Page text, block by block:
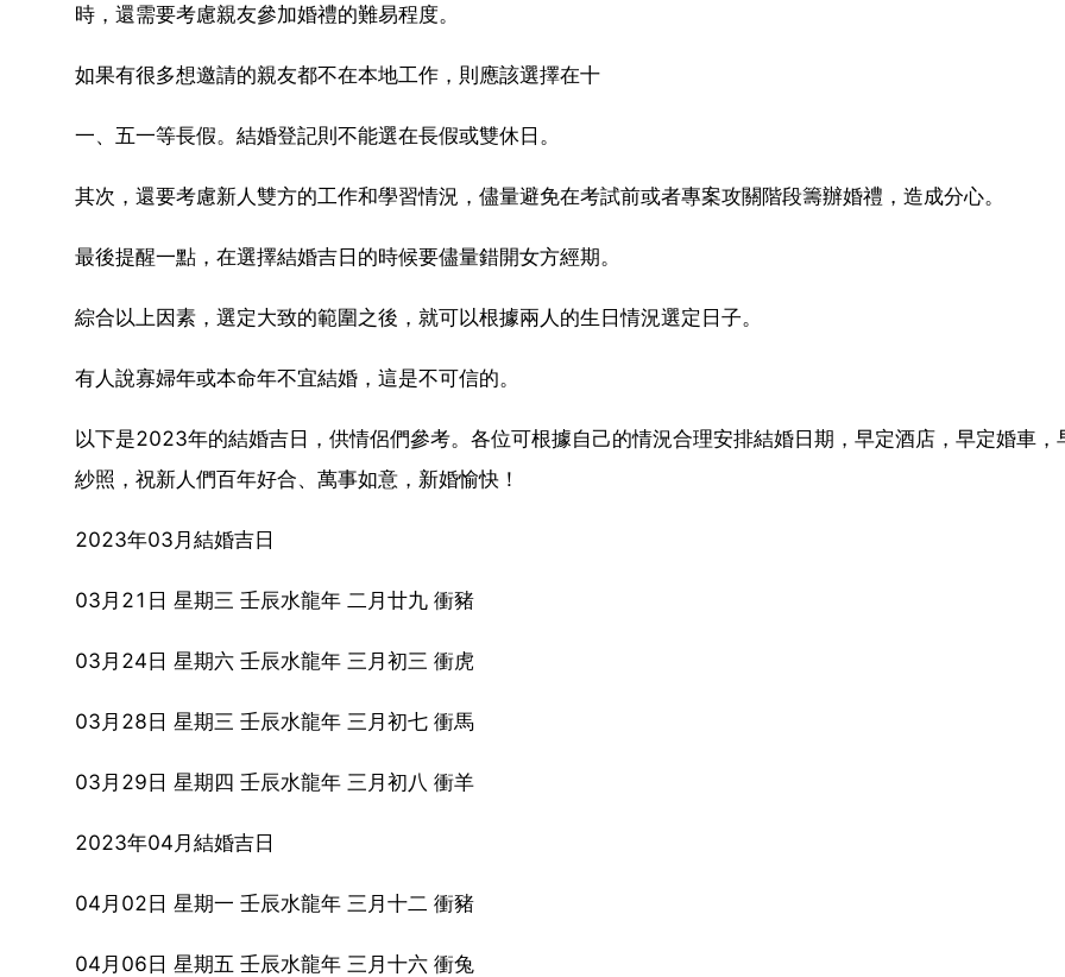
時，還需要考慮親友參加婚禮的難易程度。
如果有很多想邀請的親友都不在本地工作，則應該選擇在十
一、五一等長假。結婚登記則不能選在長假或雙休日。
其次，還要考慮新人雙方的工作和學習情況，儘量避免在考試前或者專案攻關階段籌辦婚禮，造成分心。
最後提醒一點，在選擇結婚吉日的時候要儘量錯開女方經期。
綜合以上因素，選定大致的範圍之後，就可以根據兩人的生日情況選定日子。
有人說寡婦年或本命年不宜結婚，這是不可信的。
以下是2023年的結婚吉日，供情侶們參考。各位可根據自己的情況合理安排結婚日期，早定酒店，早定婚車，
紗照，祝新人們百年好合、萬事如意，新婚愉快！
2023年03月結婚吉日
03月21日 星期三 壬辰水龍年 二月廿九 衝豬
03月24日 星期六 壬辰水龍年 三月初三 衝虎
03月28日 星期三 壬辰水龍年 三月初七 衝馬
03月29日 星期四 壬辰水龍年 三月初八 衝羊
2023年04月結婚吉日
04月02日 星期一 壬辰水龍年 三月十二 衝豬
04月06日 星期五 壬辰水龍年 三月十六 衝兔